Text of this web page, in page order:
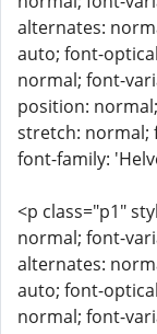
alternates:
auto; font-
normal; font-
position:
stretch: normal;
font-family:
<p class="p1"
normal; font-
alternates:
auto; font-
normal; font-